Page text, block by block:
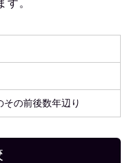
す。
の前後数年辺り